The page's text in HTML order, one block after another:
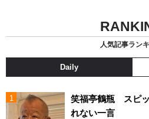
人気記事ラン
Daily
笑福亭鶴瓶 スピ
れない一言